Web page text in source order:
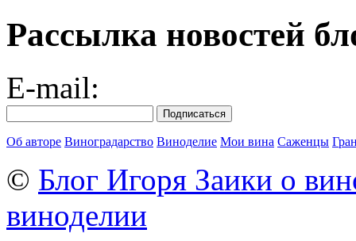
Рассылка новостей
E-mail:
Об авторе Виноградарство Виноделие Мои вина Саженцы
© Блог Игоря Заики о
виноделии